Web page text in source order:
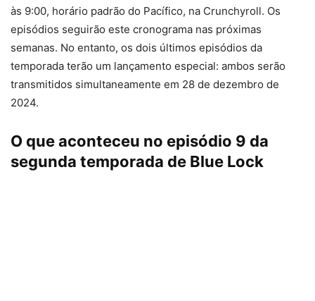
às 9:00, horário padrão do Pacífico, na Crunchyroll. Os
episódios seguirão este cronograma nas próximas
semanas. No entanto, os dois últimos episódios da
temporada terão um lançamento especial: ambos serão
transmitidos simultaneamente em 28 de dezembro de
2024.
O que aconteceu no episódio 9 da
segunda temporada de Blue Lock